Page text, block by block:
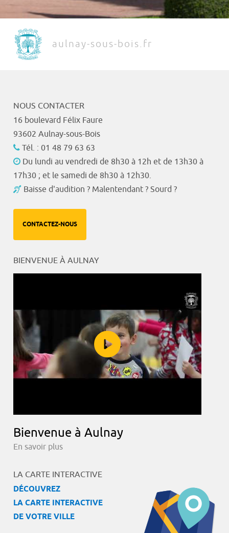
aulnay-sous-bois.fr
NOUS CONTACTER
16 boulevard Félix Faure
93602 Aulnay-sous-Bois
Tél. : 01 48 79 63 63
Du lundi au vendredi de 8h30 à 12h et de 13h30 à
17h30 ; et le samedi de 8h30 à 12h30.
Baisse d'audition ? Malentendant ? Sourd ?
CONTACTEZ-NOUS
BIENVENUE À AULNAY
Bienvenue à Aulnay
En savoir plus
LA CARTE INTERACTIVE
DÉCOUVREZ
LA CARTE INTERACTIVE
DE VOTRE VILLE